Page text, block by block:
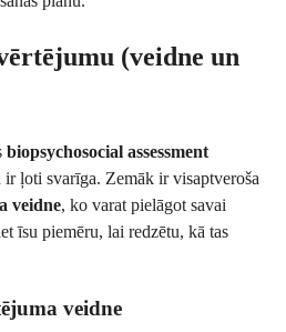
(veidne un
biopsychosocial assessment
ir ļoti svarīga. Zemāk ir visaptveroša
veidne, ko varat pielāgot savai
īsu piemēru, lai redzētu, kā tas
veidne